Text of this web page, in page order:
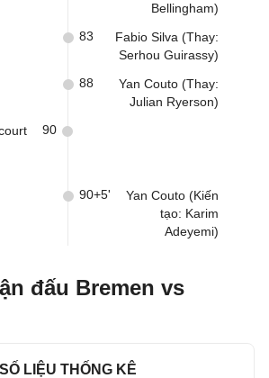
Bellingham)
Fabio Silva (Thay:
Serhou Guirassy)
83
Yan Couto (Thay:
Julian Ryerson)
88
90
Yan Couto (Kiến
tạo: Karim
Adeyemi)
90+5'
đấu Bremen vs
SỐ LIỆU THỐNG KÊ